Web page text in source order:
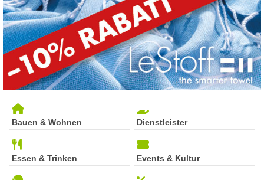
Bauen & Wohnen Dienstleister
Essen & Trinken Events & Kultur